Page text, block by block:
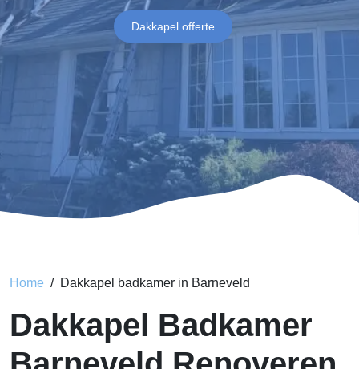
Dakkapel offerte
Home Dakkapel badkamer in Barneveld
Dakkapel Badkamer